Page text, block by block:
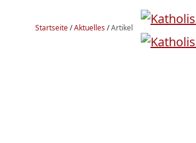
Startseite/Aktuelles/Artikel